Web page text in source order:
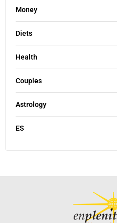
Money
Diets
Health
Couples
Astrology
ES